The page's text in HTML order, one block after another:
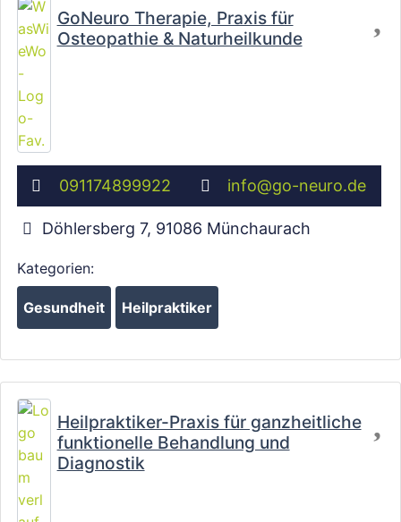
GoNeuro Therapie, Praxis für
Osteopathie & Naturheilkunde
091174899922 info@go-neuro.de
Döhlersberg 7, 91086 Münchaurach
Kategorien:
Gesundheit Heilpraktiker
Heilpraktiker-Praxis für ganzheitliche
funktionelle Behandlung und
Diagnostik